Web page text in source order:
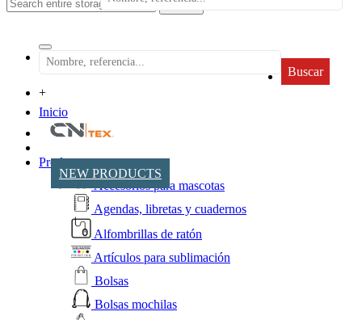
search
Buscar
+
Inicio
NEW PRODUCTS
Productos
Accesorios para mascotas
Agendas, libretas y cuadernos
Alfombrillas de ratón
Artículos para sublimación
Bolsas
Bolsas mochilas